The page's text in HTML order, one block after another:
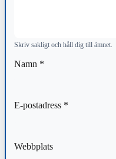
Skriv sakligt och håll dig till ämnet.
Namn *
E-postadress *
Webbplats